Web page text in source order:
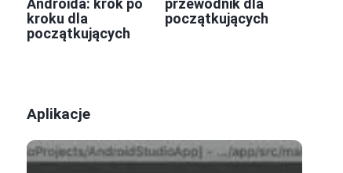
Androida: krok po
kroku dla
początkujących
przewodnik dla
początkujących
Aplikacje